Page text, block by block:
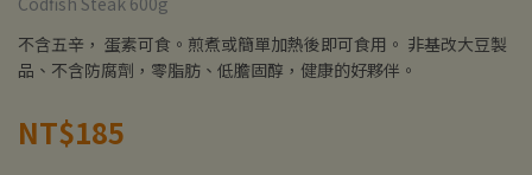
不含五辛， 蛋素可食。煎煮或簡單加熱後即可食用。 非基改大豆製
品、不含防腐劑，零脂肪、低膽固醇，健康的好夥伴。
NT$185